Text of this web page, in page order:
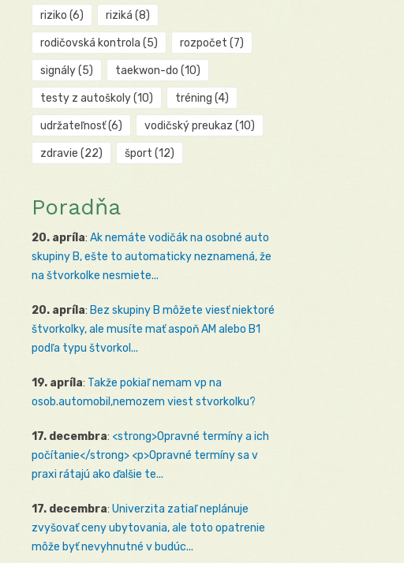
riziko (6) riziká (8)
rodičovská kontrola (5) rozpočet (7)
signály(5) taekwon-do (10)
testy z autoškoly(10) tréning (4)
udržateľnosť(6) vodičský preukaz (10)
zdravie (22) šport (12)
Poradňa
20. apríla: Ak nemáte vodičák na osobné auto
skupiny B, ešte to automaticky neznamená, že
na štvorkolke nesmiete...
20. apríla: Bez skupiny B môžete viesť niektoré
štvorkolky, ale musíte mať aspoň AM alebo B1
podľa typu štvorkol...
19. apríla: Takže pokiaľ nemam vp na
osob.automobil,nemozem viest stvorkolku?
17. decembra: <strong>Opravné termíny a ich
počítanie</strong> <p>Opravné termíny sa v
praxi rátajú ako ďalšie te...
17. decembra: Univerzita zatiaľ neplánuje
zvyšovať ceny ubytovania, ale toto opatrenie
môže byť nevyhnutné v budúc...